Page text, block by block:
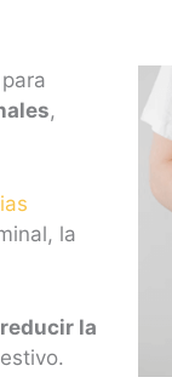
,
la
reducir la